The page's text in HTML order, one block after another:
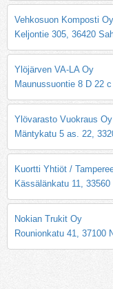
Vehkosuon Komposti Oy
Keljontie 305, 36420
Ylöjärven VA-LA Oy
Maunussuontie 8 D 22
Ylövarasto Vuokraus Oy
Mäntykatu 5 as. 22,
Kuortti Yhtiöt /
Kässälänkatu 11, 33560
Nokian Trukit Oy
Rounionkatu 41, 37100